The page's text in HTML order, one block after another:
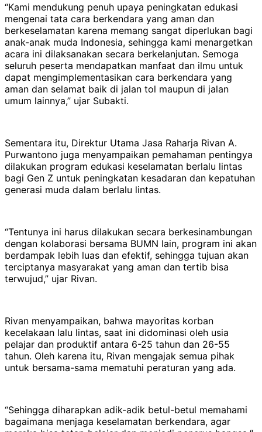
“Kami mendukung penuh upaya peningkatan edukasi
mengenai tata cara berkendara yang aman dan
berkeselamatan karena memang sangat diperlukan bagi
anak-anak muda Indonesia, sehingga kami menargetkan
acara ini dilaksanakan secara berkelanjutan. Semoga
seluruh peserta mendapatkan manfaat dan ilmu untuk
dapat mengimplementasikan cara berkendara yang
aman dan selamat baik di jalan tol maupun di jalan
umum lainnya,” ujar Subakti.
Sementara itu, Direktur Utama Jasa Raharja Rivan A.
Purwantono juga menyampaikan pemahaman pentingya
dilakukan program edukasi keselamatan berlalu lintas
bagi Gen Z untuk peningkatan kesadaran dan kepatuhan
generasi muda dalam berlalu lintas.
“Tentunya ini harus dilakukan secara berkesinambungan
dengan kolaborasi bersama BUMN lain, program ini akan
berdampak lebih luas dan efektif, sehingga tujuan akan
terciptanya masyarakat yang aman dan tertib bisa
terwujud,” ujar Rivan.
Rivan menyampaikan, bahwa mayoritas korban
kecelakaan lalu lintas, saat ini didominasi oleh usia
pelajar dan produktif antara 6-25 tahun dan 26-55
tahun. Oleh karena itu, Rivan mengajak semua pihak
untuk bersama-sama mematuhi peraturan yang ada.
“Sehingga diharapkan adik-adik betul-betul memahami
bagaimana menjaga keselamatan berkendara, agar